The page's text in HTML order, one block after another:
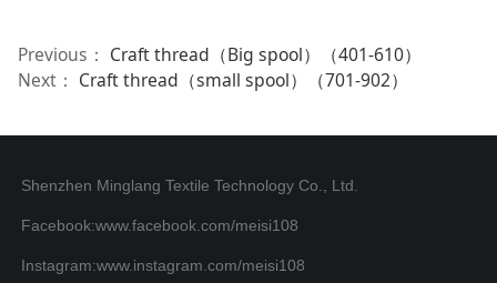
Previous： Craft thread（Big spool）（401-610）
Next： Craft thread（small spool）（701-902）
Shenzhen Minglang Textile Technology Co., Ltd.
Facebook:www.facebook.com/meisi108
Instagram:www.instagram.com/meisi108